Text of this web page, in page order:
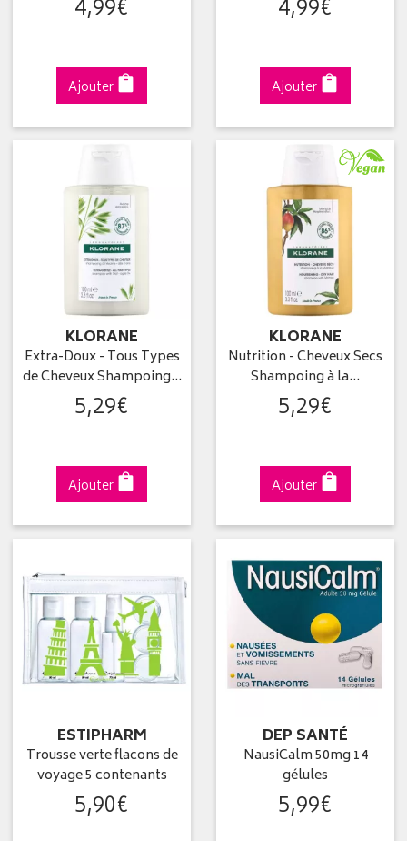
4,99€
Ajouter
4,99€
Ajouter
KLORANE
Extra-Doux - Tous Types
de Cheveux Shampoing…
5,29€
Ajouter
KLORANE
Nutrition - Cheveux Secs
Shampoing à la…
5,29€
Ajouter
ESTIPHARM
Trousse verte flacons de
voyage 5 contenants
5,90€
DEP SANTÉ
NausiCalm 50mg 14
gélules
5,99€